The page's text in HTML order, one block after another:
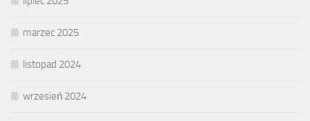
marzec 2025
listopad 2024
wrzesień 2024